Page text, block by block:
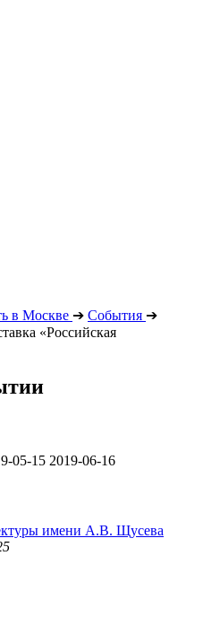
в Москве ➔ События ➔
«Российская
05-15 2019-06-16
имени А.В. Щусева